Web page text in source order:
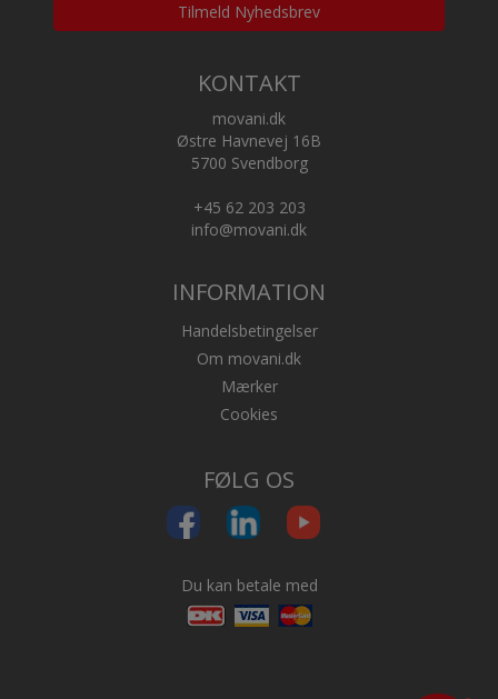
Tilmeld Nyhedsbrev
KONTAKT
movani.dk
Østre Havnevej 16B
5700 Svendborg
+45 62 203 203
info@movani.dk
INFORMATION
Handelsbetingelser
Om movani.dk
Mærker
Cookies
FØLG OS
Du kan betale med